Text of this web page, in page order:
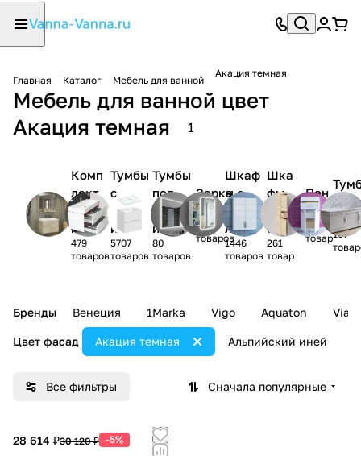
Главная Каталог Мебель для ванной
Акация темная
Мебель для ванной цвет
Акация темная
1
Комп
лект
мебел
и
479
товаров
Тумбы
с
раков
иной
5707
товаров
Тумбы
под
раков
ину
80
товаров
Зерка
ла
1150
товаров
Шкаф
ы с
зерка
лом
1446
товаров
Шка
фы
нав
есн
ые
261
товар
Пен
алы
1831
товар
-
107
Бренды Венеция 1Marka Vigo Aquaton Viant
Цвет фасад Акация темная Альпийский иней
Все фильтры Сначала популярные
28 614 ₽30 120 ₽ -5%